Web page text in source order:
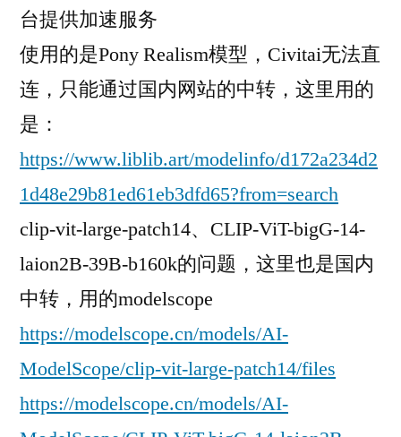
跑
Koyha
LoRA
型
台提供加速服务
使用的是Pony Realism模型，Civitai无法直
连，只能通过国内网站的中转，这里用的
是：
https://www.liblib.art/modelinfo/d172a234d2
1d48e29b81ed61eb3dfd65?from=search
clip-vit-large-patch14、CLIP-ViT-bigG-14-
laion2B-39B-b160k的问题，这里也是国内
中转，用的modelscope
https://modelscope.cn/models/AI-
ModelScope/clip-vit-large-patch14/files
https://modelscope.cn/models/AI-